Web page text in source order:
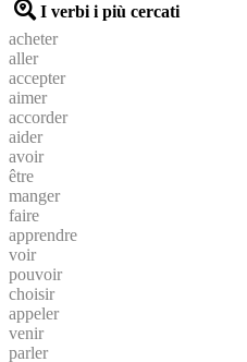
I verbi i più cercati
acheter
aller
accepter
aimer
accorder
aider
avoir
être
manger
faire
apprendre
voir
pouvoir
choisir
appeler
venir
parler